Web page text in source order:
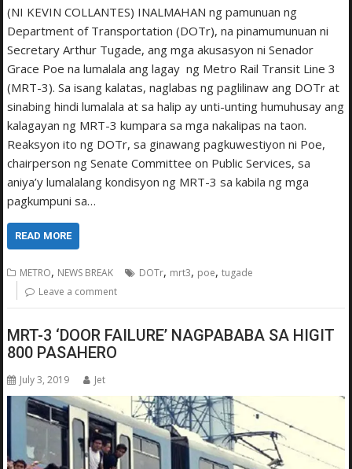
(NI KEVIN COLLANTES) INALMAHAN ng pamunuan ng
Department of Transportation (DOTr), na pinamumunuan ni
Secretary Arthur Tugade, ang mga akusasyon ni Senador
Grace Poe na lumalala ang lagay ng Metro Rail Transit Line 3
(MRT-3). Sa isang kalatas, naglabas ng paglilinaw ang DOTr at
sinabing hindi lumalala at sa halip ay unti-unting humuhusay ang
kalagayan ng MRT-3 kumpara sa mga nakalipas na taon.
Reaksyon ito ng DOTr, sa ginawang pagkuwestiyon ni Poe,
chairperson ng Senate Committee on Public Services, sa
aniya’y lumalalang kondisyon ng MRT-3 sa kabila ng mga
pagkumpuni sa…
READ MORE
METRO, NEWS BREAK DOTr, mrt3, poe,tugade
Leave a comment
MRT-3 ‘DOOR FAILURE’ NAGPABABA SA HIGIT
800 PASAHERO
July 3, 2019 Jet